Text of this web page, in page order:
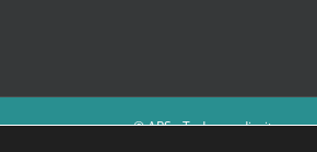
© APS - Todos os direitos
A Direção da APS reserva-